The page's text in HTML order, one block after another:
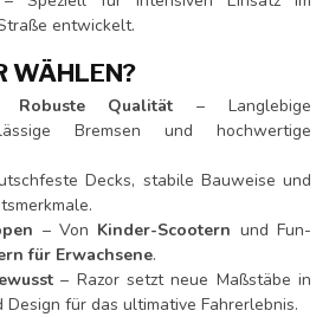
entwickelt.
WÄHLEN?
Qualität – Langlebige
Bremsen und hochwertige
Decks, stabile Bauweise und
– Von Kinder-Scootern und Fun-
für Erwachsene.
– Razor setzt neue Maßstäbe in
Design für das ultimative Fahrerlebnis.